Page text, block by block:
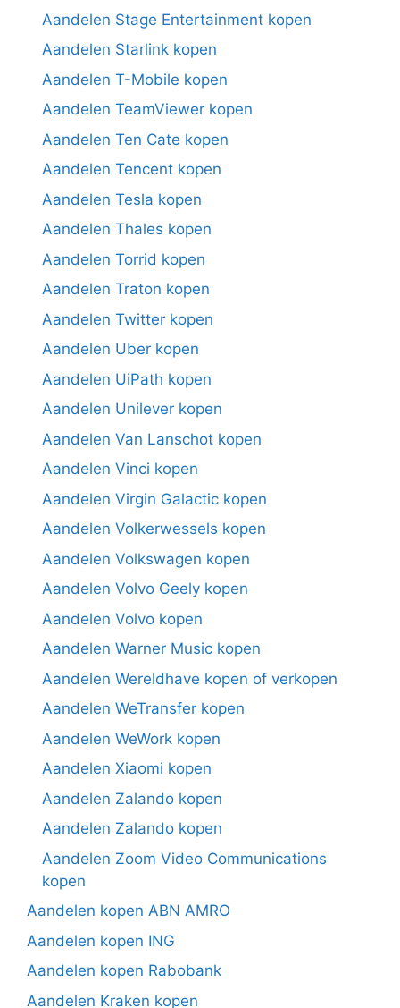
Aandelen Stage Entertainment kopen
Aandelen Starlink kopen
Aandelen T-Mobile kopen
Aandelen TeamViewer kopen
Aandelen Ten Cate kopen
Aandelen Tencent kopen
Aandelen Tesla kopen
Aandelen Thales kopen
Aandelen Torrid kopen
Aandelen Traton kopen
Aandelen Twitter kopen
Aandelen Uber kopen
Aandelen UiPath kopen
Aandelen Unilever kopen
Aandelen Van Lanschot kopen
Aandelen Vinci kopen
Aandelen Virgin Galactic kopen
Aandelen Volkerwessels kopen
Aandelen Volkswagen kopen
Aandelen Volvo Geely kopen
Aandelen Volvo kopen
Aandelen Warner Music kopen
Aandelen Wereldhave kopen of verkopen
Aandelen WeTransfer kopen
Aandelen WeWork kopen
Aandelen Xiaomi kopen
Aandelen Zalando kopen
Aandelen Zalando kopen
Aandelen Zoom Video Communications
kopen
Aandelen kopen ABN AMRO
Aandelen kopen ING
Aandelen kopen Rabobank
Aandelen Kraken kopen